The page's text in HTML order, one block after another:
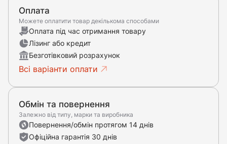
Оплата
Можете оплатити товар декількома способами
Оплата під час отримання товару
Лізинг або кредит
Безготівковий розрахунок
Всі варіанти оплати
Обмін та повернення
Залежно від типу, марки та виробника
Повернення/обмін протягом 14 днів
Офіційна гарантія 30 днів